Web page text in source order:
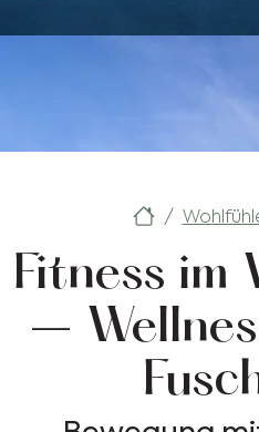
Fitness im
–